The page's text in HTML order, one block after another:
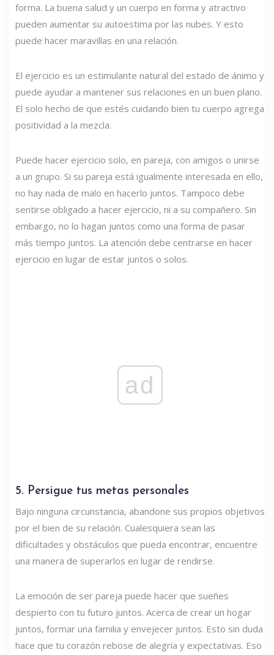
forma. La buena salud y un cuerpo en forma y atractivo
pueden aumentar su autoestima por las nubes. Y esto
puede hacer maravillas en una relación.
El ejercicio es un estimulante natural del estado de ánimo y
puede ayudar a mantener sus relaciones en un buen plano.
El solo hecho de que estés cuidando bien tu cuerpo agrega
positividad a la mezcla.
Puede hacer ejercicio solo, en pareja, con amigos o unirse
a un grupo. Si su pareja está igualmente interesada en ello,
no hay nada de malo en hacerlo juntos. Tampoco debe
sentirse obligado a hacer ejercicio, ni a su compañero. Sin
embargo, no lo hagan juntos como una forma de pasar
más tiempo juntos. La atención debe centrarse en hacer
ejercicio en lugar de estar juntos o solos.
ad
5. Persigue tus metas personales
Bajo ninguna circunstancia, abandone sus propios objetivos
por el bien de su relación. Cualesquiera sean las
dificultades y obstáculos que pueda encontrar, encuentre
una manera de superarlos en lugar de rendirse.
La emoción de ser pareja puede hacer que sueñes
despierto con tu futuro juntos. Acerca de crear un hogar
juntos, formar una familia y envejecer juntos. Esto sin duda
hace que tu corazón rebose de alegría y expectativas. Eso